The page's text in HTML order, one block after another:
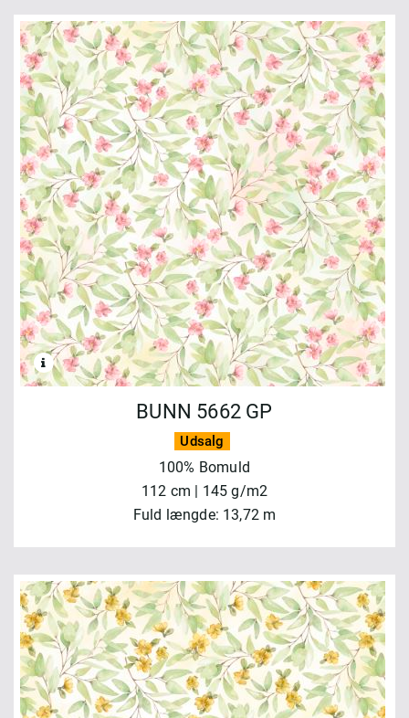
BUNN 5662 GP
Udsalg
100% Bomuld
112 cm | 145 g/m2
Fuld længde: 13,72 m